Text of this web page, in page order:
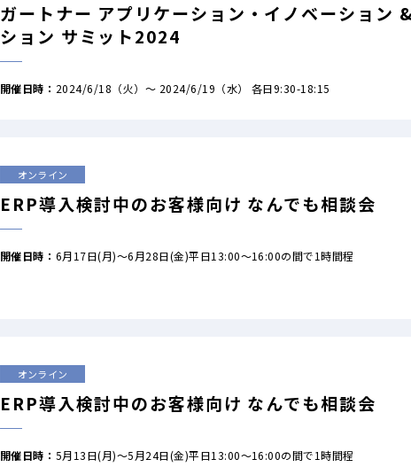
ガートナー アプリケーション・イノベーション
ション サミット2024
開催日時： 2024/6/18（火）～ 2024/6/19（水） 各日9:30-18:15
オンライン
ERP導入検討中のお客様向け なんでも相談会
開催日時： 6月17日(月)～6月28日(金)平日13:00～16:00の間で1時間程
オンライン
ERP導入検討中のお客様向け なんでも相談会
開催日時： 5月13日(月)～5月24日(金)平日13:00～16:00の間で1時間程